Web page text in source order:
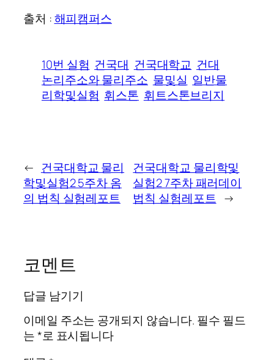
출처 :해피캠퍼스
10번 실험 건국대 건국대학교 건대
논리주소와 물리주소 물및실 일반물
리학및실험 휘스톤 휘트스톤브리지
← 건국대학교 물리
학및실험2 5주차 옴
의 법칙 실험레포트
건국대학교 물리학및
실험2 7주차 패러데이
법칙 실험레포트 →
코멘트
답글 남기기
이메일 주소는 공개되지 않습니다. 필수 필드
는*로 표시됩니다